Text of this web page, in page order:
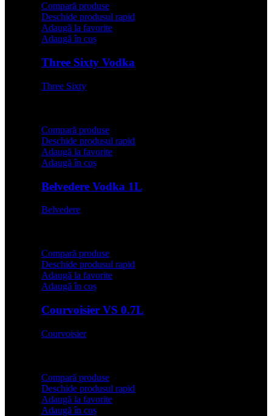
Compară produse
Deschide produsul rapid
Adaugă la favorite
Adaugă în coș
Three Sixty Vodka
Three Sixty
Compară produse
Deschide produsul rapid
Adaugă la favorite
Adaugă în coș
Belvedere Vodka 1L
Belvedere
Compară produse
Deschide produsul rapid
Adaugă la favorite
Adaugă în coș
Courvoisier VS 0.7L
Courvoisier
Compară produse
Deschide produsul rapid
Adaugă la favorite
Adaugă în coș